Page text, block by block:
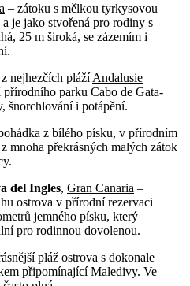
– zátoku s mělkou tyrkysovou
je jako stvořená pro rodiny s
25 m široká, se zázemím i
nejhezčích plážíAndalusie
parku Cabo de Gata-
šnorchlování i potápění.
z bílého písku, v přírodním
mnoha překrásných malých zátok
del Ingles, Gran Canaria –
ostrova v přírodní rezervaci
jemného písku, který
pro rodinnou dovolenou.
pláž ostrova s dokonale
připomínajícíMaledivy. Ve